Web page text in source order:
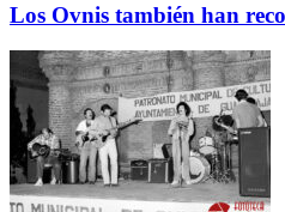
Los Ovnis también han